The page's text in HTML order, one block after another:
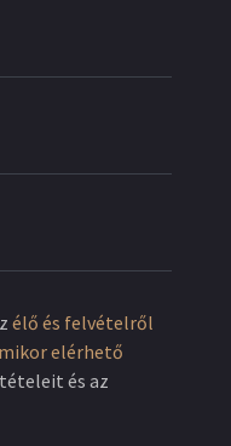
élő és felvételről
elérhető
és az